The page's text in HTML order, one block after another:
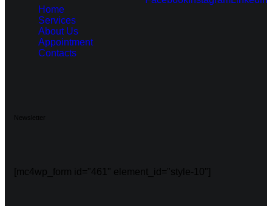
Home
Services
About Us
Appointment
Contacts
Newsletter
[mc4wp_form id="461" element_id="style-10"]